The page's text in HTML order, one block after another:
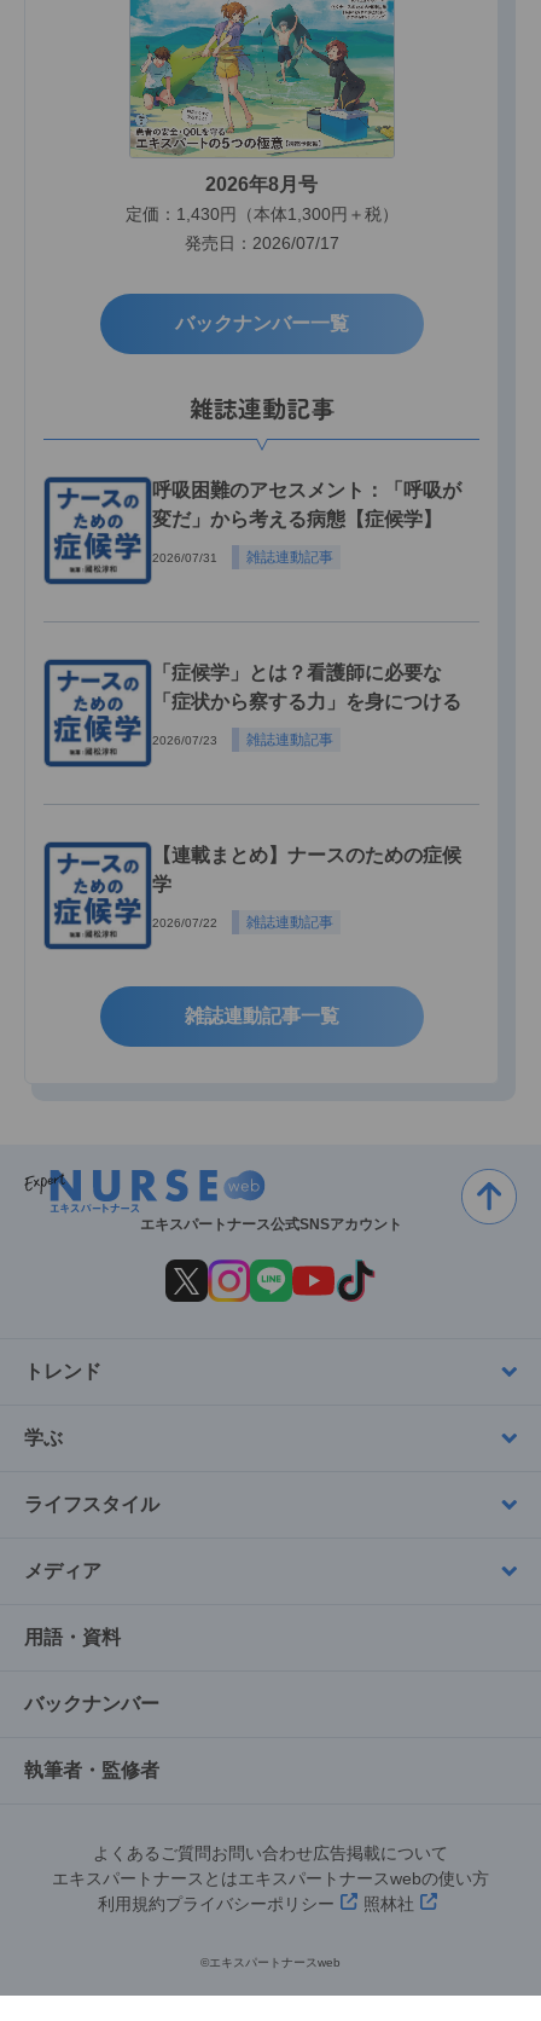
2026年8月号
定価：1,430円（本体1,300円＋税）
発売日：2026/07/17
バックナンバー一覧
雑誌連動記事
呼吸困難のアセスメント：「呼吸が
変だ」から考える病態【症候学】
2026/07/31 雑誌連動記事
「症候学」とは？看護師に必要な
「症状から察する力」を身につける
2026/07/23 雑誌連動記事
【連載まとめ】ナースのための症候
学
2026/07/22 雑誌連動記事
雑誌連動記事一覧
エキスパートナース公式SNSアカウント
トレンド
学ぶ
ライフスタイル
メディア
用語・資料
バックナンバー
執筆者・監修者
よくあるご質問お問い合わせ広告掲載について
エキスパートナースとはエキスパートナースwebの使い方
利用規約プライバシーポリシー 照林社
©︎エキスパートナースweb